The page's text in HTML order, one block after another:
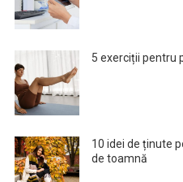
5 exerciții pentru
10 idei de ținute
de toamnă